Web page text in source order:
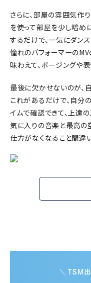
さらに、部屋の雰囲気作
を使って部屋を少し暗め
するだけで、一気にダン
憧れのパフォーマーの
味わえて、ポージングや
最後に欠かせないのが、
これがあるだけで、自分
イムで確認できて、上達
気に入りの音楽と最高の
仕方がなくなること間違